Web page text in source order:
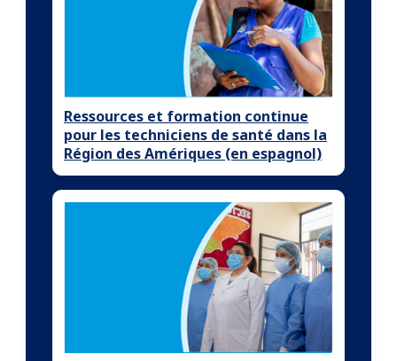
Ressources et formation continue
pour les techniciens de santé dans la
Région des Amériques (en espagnol)